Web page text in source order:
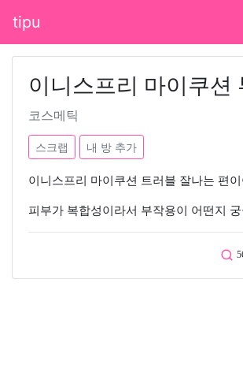
tipu
이니스프리 마이쿠션
코스메틱
스크랩 내 방 추가
이니스프리 마이쿠션 트러블 잘나는 편이
피부가 복합성이라서 부작용이 어떤지 궁